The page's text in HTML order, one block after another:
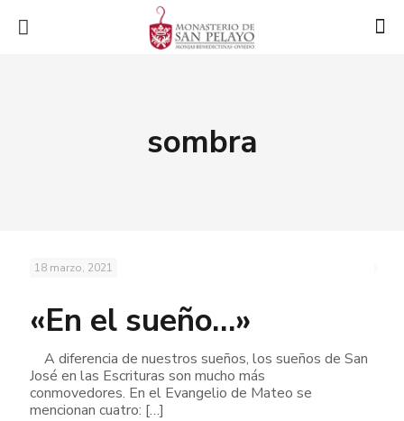
sombra
18 marzo, 2021
«En el sueño…»
A diferencia de nuestros sueños, los sueños de San
José en las Escrituras son mucho más
conmovedores. En el Evangelio de Mateo se
mencionan cuatro: […]